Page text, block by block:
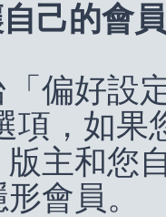
己的會
「偏好設
項，如果
版主和您
會員。